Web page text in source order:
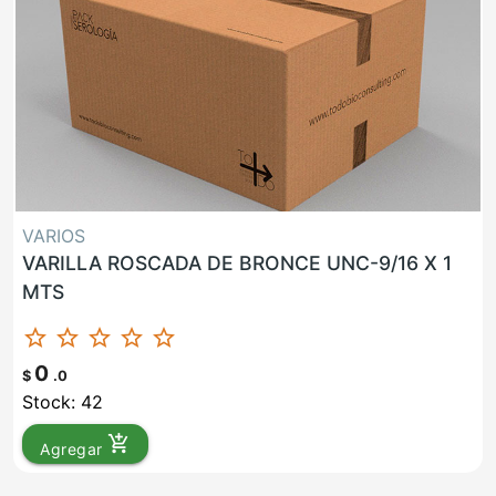
VARIOS
VARILLA ROSCADA DE BRONCE UNC-9/16 X 1
MTS
star_border star_border star_border star_border star_border
$ 0 .0
Stock: 42
Agregar add_shopping_cart